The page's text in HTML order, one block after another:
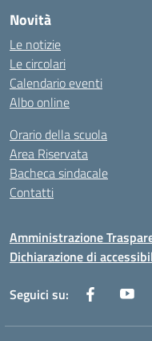
Novità
Le notizie
Le circolari
Calendario eventi
Albo online
Orario della scuola
Area Riservata
Bacheca sindacale
Contatti
Amministrazione
Dichiarazione di
Seguici su: